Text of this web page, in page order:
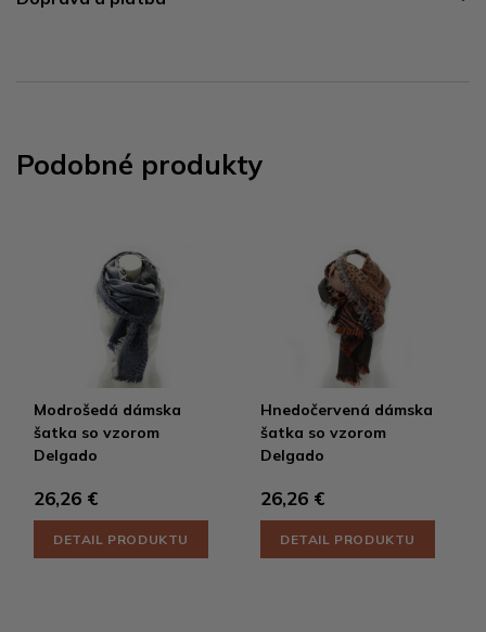
Podobné produkty
Modrošedá dámska
šatka so vzorom
Delgado
26,26 €
DETAIL PRODUKTU
Hnedočervená dámska
šatka so vzorom
Delgado
26,26 €
DETAIL PRODUKTU